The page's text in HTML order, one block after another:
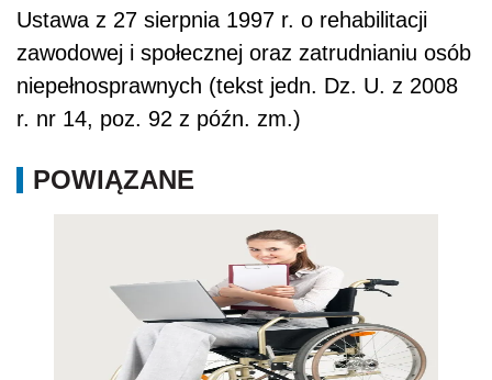
Ustawa z 27 sierpnia 1997 r. o rehabilitacji
zawodowej i społecznej oraz zatrudnianiu osób
niepełnosprawnych (tekst jedn. Dz. U. z 2008
r. nr 14, poz. 92 z późn. zm.)
POWIĄZANE